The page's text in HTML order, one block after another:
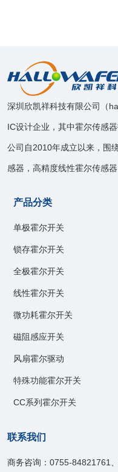
深圳欣凯祥科技有限公司（
IC设计企业，其中霍尔传感器
公司自2010年成立以来，围
感器，高精度线性霍尔传感
产品分类
单极霍尔开关
锁存霍尔开关
全极霍尔开关
线性霍尔开关
微功耗霍尔开关
磁阻感应开关
风扇霍尔驱动
特殊功能霍尔开关
CC系列霍尔开关
联系我们
商务咨询：0755-84821761